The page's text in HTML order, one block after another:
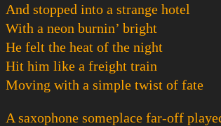
And stopped into a strange hotel
With a neon burnin’ bright
He felt the heat of the night
Hit him like a freight train
Moving with a simple twist of fate
A saxophone someplace far-off